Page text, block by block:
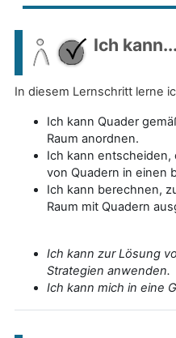
Ich kann...
In diesem Lernschritt lerne
Ich kann Quader
Raum anordnen.
Ich kann
von Quadern in einen
Ich kann berechnen,
Raum mit Quadern
Ich kann zur Lösung
Strategien anwenden.
Ich kann mich in eine